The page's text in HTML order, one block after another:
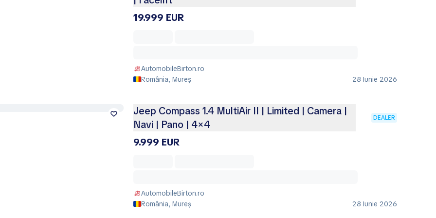
19.999 EUR
AutomobileBirton.ro
România, Mureș
28 Iunie 2026
Jeep Compass 1.4 MultiAir II | Limited | Camera |
Navi | Pano | 4×4
DEALER
9.999 EUR
AutomobileBirton.ro
România, Mureș
28 Iunie 2026